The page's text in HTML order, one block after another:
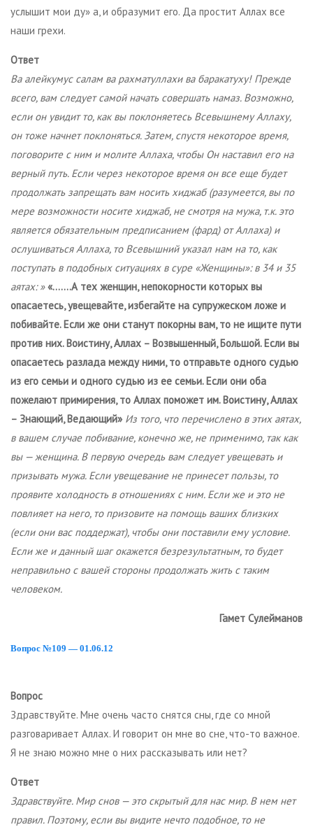
услышит мои ду» а, и образумит его. Да простит Аллах все
наши грехи.
Ответ
Ва алейкумус салам ва рахматуллахи ва баракатуху! Прежде
всего, вам следует самой начать совершать намаз. Возможно,
если он увидит то, как вы поклоняетесь Всевышнему Аллаху,
он тоже начнет поклоняться. Затем, спустя некоторое время,
поговорите с ним и молите Аллаха, чтобы Он наставил его на
верный путь. Если через некоторое время он все еще будет
продолжать запрещать вам носить хиджаб (разумеется, вы по
мере возможности носите хиджаб, не смотря на мужа, т.к. это
является обязательным предписанием (фард) от Аллаха) и
ослушиваться Аллаха, то Всевышний указал нам на то, как
поступать в подобных ситуациях в суре «Женщины»: в 34 и 35
аятах: »«…….А тех женщин, непокорности которых вы
опасаетесь, увещевайте, избегайте на супружеском ложе и
побивайте. Если же они станут покорны вам, то не ищите пути
против них. Воистину, Аллах – Возвышенный, Большой. Если вы
опасаетесь разлада между ними, то отправьте одного судью
из его семьи и одного судью из ее семьи. Если они оба
пожелают примирения, то Аллах поможет им. Воистину, Аллах
– Знающий, Ведающий» Из того, что перечислено в этих аятах,
в вашем случае побивание, конечно же, не применимо, так как
вы — женщина. В первую очередь вам следует увещевать и
призывать мужа. Если увещевание не принесет пользы, то
проявите холодность в отношениях с ним. Если же и это не
повлияет на него, то призовите на помощь ваших близких
(если они вас поддержат), чтобы они поставили ему условие.
Если же и данный шаг окажется безрезультатным, то будет
неправильно с вашей стороны продолжать жить с таким
человеком.
Гамет Сулейманов
Вопрос №109 — 01.06.12
Вопрос
Здравствуйте. Мне очень часто снятся сны, где со мной
разговаривает Аллах. И говорит он мне во сне, что-то важное.
Я не знаю можно мне о них рассказывать или нет?
Ответ
Здравствуйте. Мир снов — это скрытый для нас мир. В нем нет
правил. Поэтому, если вы видите нечто подобное, то не